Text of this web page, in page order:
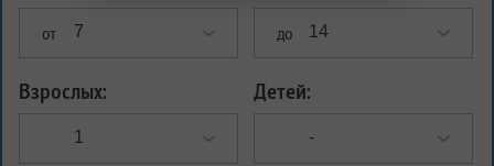
от до
Взрослых: Детей: